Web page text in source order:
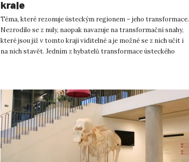
kraje
Téma, které rezonuje ústeckým regionem – jeho transformace.
Nezrodilo se z nuly, naopak navazuje na transformační snahy,
které jsou již v tomto kraji viditelné a je možné se z nich učit i
na nich stavět. Jedním z hybatelů transformace ústeckého